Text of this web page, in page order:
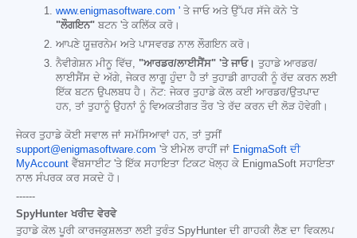
www.enigmasoftware.com ' ਤੇ ਜਾਓ ਅਤੇ ਉੱਪਰ ਸੱਜੇ ਕੋਨੇ 'ਤੇ
"ਲੌਗਇਨ" ਬਟਨ 'ਤੇ ਕਲਿੱਕ ਕਰੋ।
ਆਪਣੇ ਯੂਜ਼ਰਨੇਮ ਅਤੇ ਪਾਸਵਰਡ ਨਾਲ ਲੌਗਇਨ ਕਰੋ।
ਨੈਵੀਗੇਸ਼ਨ ਮੀਨੂ ਵਿੱਚ, "ਆਰਡਰ/ਲਾਈਸੈਂਸ" 'ਤੇ ਜਾਓ। ਤੁਹਾਡੇ ਆਰਡਰ/
ਲਾਈਸੈਂਸ ਦੇ ਅੱਗੇ, ਜੇਕਰ ਲਾਗੂ ਹੁੰਦਾ ਹੈ ਤਾਂ ਤੁਹਾਡੀ ਗਾਹਕੀ ਨੂੰ ਰੱਦ ਕਰਨ ਲਈ
ਇੱਕ ਬਟਨ ਉਪਲਬਧ ਹੈ। ਨੋਟ: ਜੇਕਰ ਤੁਹਾਡੇ ਕੋਲ ਕਈ ਆਰਡਰ/ਉਤਪਾਦ
ਹਨ, ਤਾਂ ਤੁਹਾਨੂੰ ਉਹਨਾਂ ਨੂੰ ਵਿਅਕਤੀਗਤ ਤੌਰ 'ਤੇ ਰੱਦ ਕਰਨ ਦੀ ਲੋੜ ਹੋਵੇਗੀ।
ਜੇਕਰ ਤੁਹਾਡੇ ਕੋਈ ਸਵਾਲ ਜਾਂ ਸਮੱਸਿਆਵਾਂ ਹਨ, ਤਾਂ ਤੁਸੀਂ
support@enigmasoftware.com 'ਤੇ ਈਮੇਲ ਰਾਹੀਂ ਜਾਂ EnigmaSoft ਦੀ
MyAccount ਵੈੱਬਸਾਈਟ 'ਤੇ ਇੱਕ ਸਹਾਇਤਾ ਟਿਕਟ ਖੋਲ੍ਹ ਕੇ EnigmaSoft ਸਹਾਇਤਾ
ਨਾਲ ਸੰਪਰਕ ਕਰ ਸਕਦੇ ਹੋ।
------
SpyHunter ਖਰੀਦ ਵੇਰਵੇ
ਤੁਹਾਡੇ ਕੋਲ ਪੂਰੀ ਕਾਰਜਕੁਸ਼ਲਤਾ ਲਈ ਤੁਰੰਤ SpyHunter ਦੀ ਗਾਹਕੀ ਲੈਣ ਦਾ ਵਿਕਲਪ